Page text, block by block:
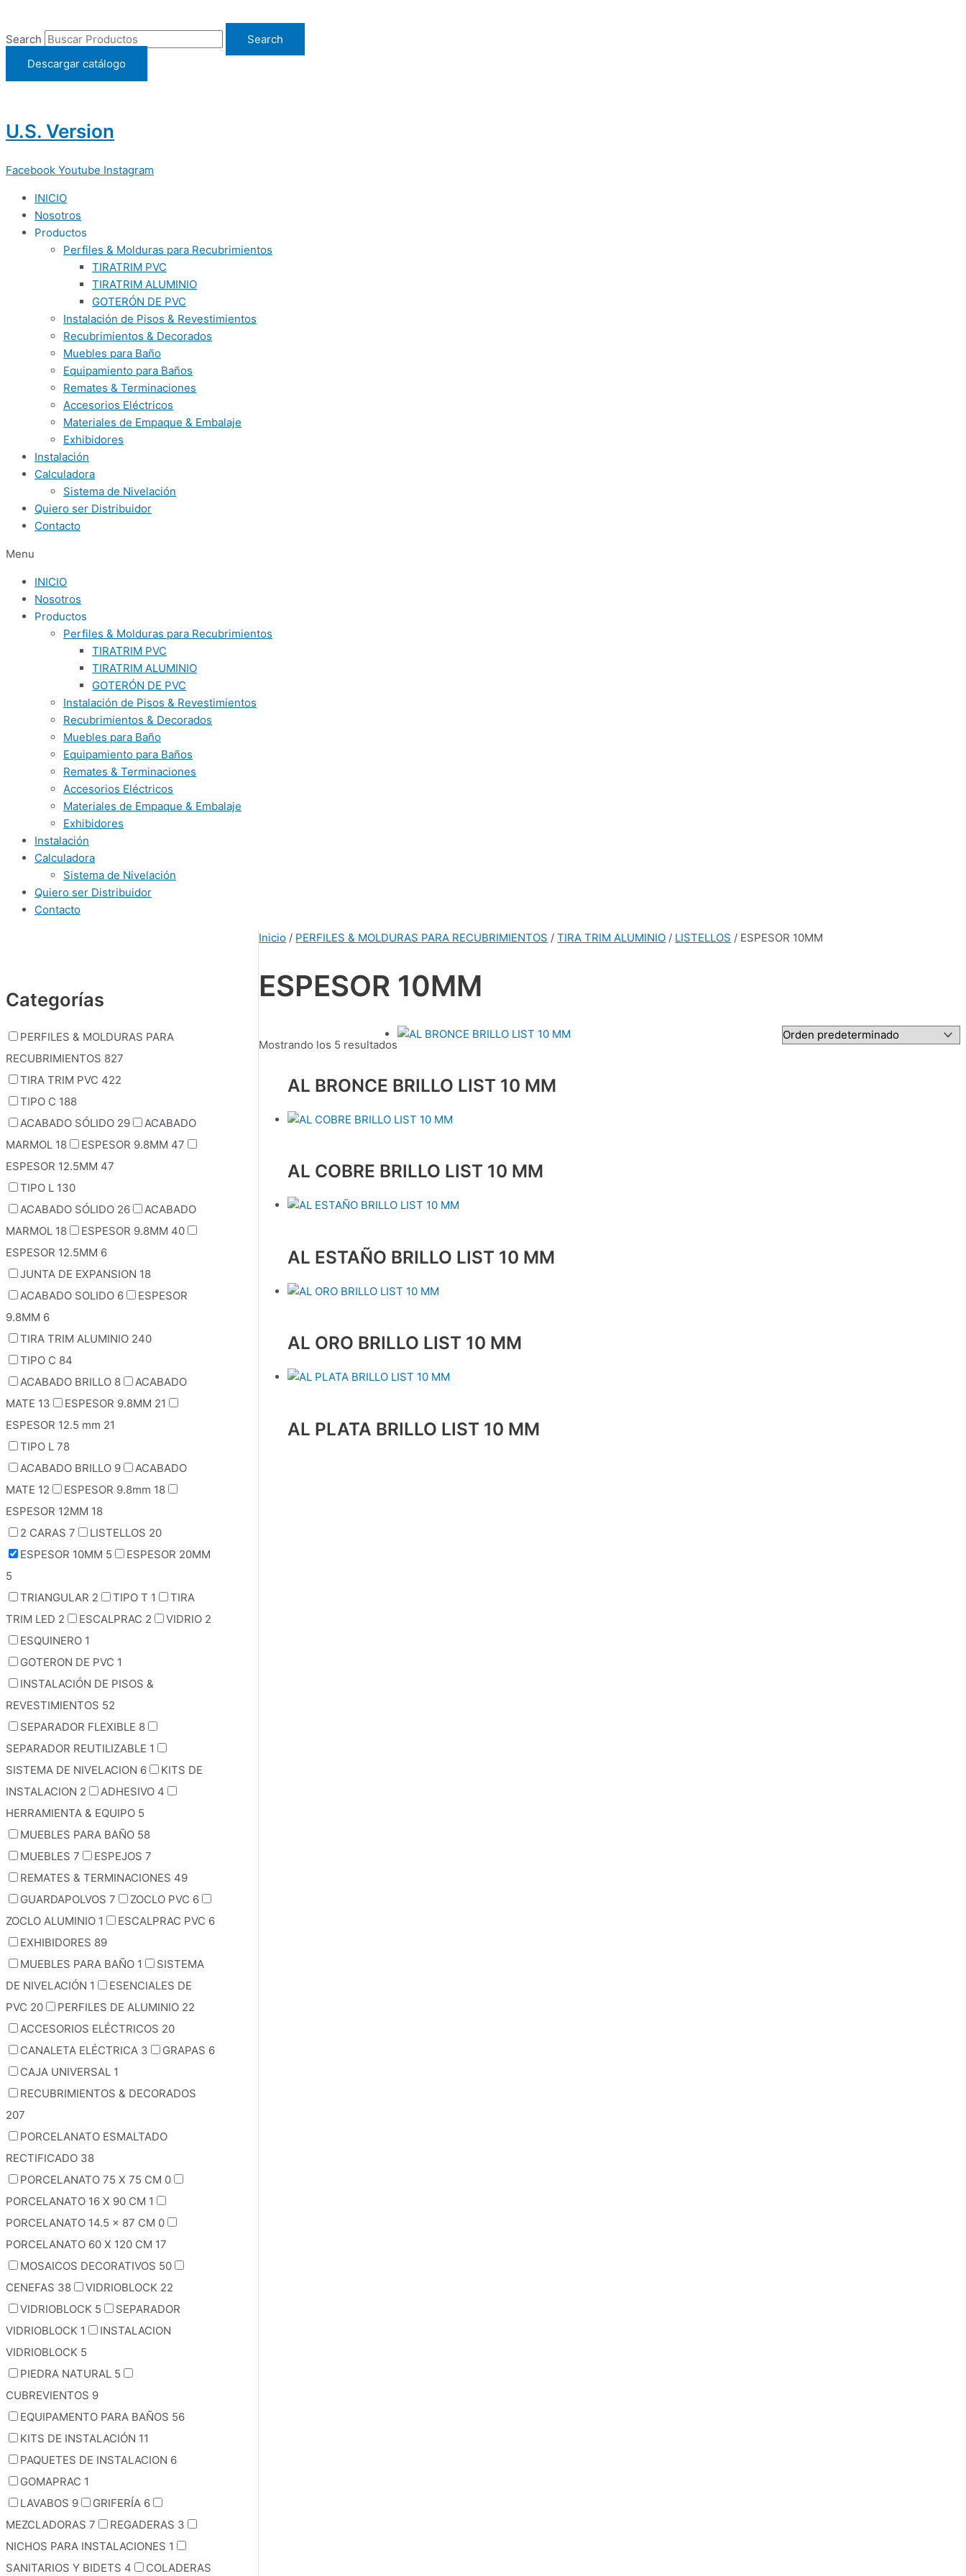
contenido
Search
Search
Descargar catálogo
U.S. Version
Facebook Youtube Instagram
INICIO
Nosotros
Productos
Perfiles & Molduras para Recubrimientos
TIRATRIM PVC
TIRATRIM ALUMINIO
GOTERÓN DE PVC
Instalación de Pisos & Revestimientos
Recubrimientos & Decorados
Muebles para Baño
Equipamiento para Baños
Remates & Terminaciones
Accesorios Eléctricos
Materiales de Empaque & Embalaje
Exhibidores
Instalación
Calculadora
Sistema de Nivelación
Quiero ser Distribuidor
Contacto
Menu
INICIO
Nosotros
Productos
Perfiles & Molduras para Recubrimientos
TIRATRIM PVC
TIRATRIM ALUMINIO
GOTERÓN DE PVC
Instalación de Pisos & Revestimientos
Recubrimientos & Decorados
Muebles para Baño
Equipamiento para Baños
Remates & Terminaciones
Accesorios Eléctricos
Materiales de Empaque & Embalaje
Exhibidores
Instalación
Calculadora
Sistema de Nivelación
Quiero ser Distribuidor
Contacto
Categorías
PERFILES & MOLDURAS PARA
RECUBRIMIENTOS 827
TIRA TRIM PVC 422
TIPO C 188
ACABADO SÓLIDO 29
ACABADO
MARMOL 18 ESPESOR 9.8MM 47
ESPESOR 12.5MM 47
TIPO L 130
ACABADO SÓLIDO 26
ACABADO
MARMOL 18 ESPESOR 9.8MM 40
ESPESOR 12.5MM 6
JUNTA DE EXPANSION 18
ACABADO SOLIDO 6
ESPESOR
9.8MM 6
TIRA TRIM ALUMINIO 240
TIPO C 84
ACABADO BRILLO 8
ACABADO
MATE 13 ESPESOR 9.8MM 21
ESPESOR 12.5 mm 21
TIPO L 78
ACABADO BRILLO 9
ACABADO
MATE 12 ESPESOR 9.8mm 18
ESPESOR 12MM 18
2 CARAS 7 LISTELLOS 20
ESPESOR 10MM 5
ESPESOR 20MM
5
TRIANGULAR 2 TIPO T 1
TIRA
TRIM LED 2 ESCALPRAC 2 VIDRIO 2
ESQUINERO 1
GOTERON DE PVC 1
INSTALACIÓN DE PISOS &
REVESTIMIENTOS 52
SEPARADOR FLEXIBLE 8
SEPARADOR REUTILIZABLE 1
SISTEMA DE NIVELACION 6
KITS DE
INSTALACION 2 ADHESIVO 4
HERRAMIENTA & EQUIPO 5
MUEBLES PARA BAÑO 58
MUEBLES 7 ESPEJOS 7
REMATES & TERMINACIONES 49
GUARDAPOLVOS 7 ZOCLO PVC 6
ZOCLO ALUMINIO 1 ESCALPRAC PVC 6
EXHIBIDORES 89
MUEBLES PARA BAÑO 1
SISTEMA
DE NIVELACIÓN 1
ESENCIALES DE
PVC 20 PERFILES DE ALUMINIO 22
ACCESORIOS ELÉCTRICOS 20
CANALETA ELÉCTRICA 3 GRAPAS 6
CAJA UNIVERSAL 1
RECUBRIMIENTOS & DECORADOS
207
PORCELANATO ESMALTADO
RECTIFICADO 38
PORCELANATO 75 X 75 CM 0
PORCELANATO 16 X 90 CM 1
PORCELANATO 14.5 x 87 CM 0
PORCELANATO 60 X 120 CM 17
MOSAICOS DECORATIVOS 50
CENEFAS 38 VIDRIOBLOCK 22
VIDRIOBLOCK 5
SEPARADOR
VIDRIOBLOCK 1
INSTALACION
VIDRIOBLOCK 5
PIEDRA NATURAL 5
CUBREVIENTOS 9
EQUIPAMENTO PARA BAÑOS 56
KITS DE INSTALACIÓN 11
PAQUETES DE INSTALACION 6
GOMAPRAC 1
LAVABOS 9 GRIFERÍA 6
MEZCLADORAS 7 REGADERAS 3
NICHOS PARA INSTALACIONES 1
SANITARIOS Y BIDETS 4 COLADERAS
Inicio / PERFILES & MOLDURAS PARA RECUBRIMIENTOS /TIRA TRIM ALUMINIO / LISTELLOS / ESPESOR 10MM
ESPESOR 10MM
Mostrando los 5 resultados
AL BRONCE BRILLO LIST 10 MM
AL COBRE BRILLO LIST 10 MM
AL ESTAÑO BRILLO LIST 10 MM
AL ORO BRILLO LIST 10 MM
AL PLATA BRILLO LIST 10 MM